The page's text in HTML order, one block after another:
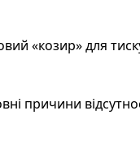
«козир» для
причини